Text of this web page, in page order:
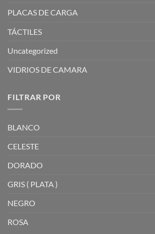
PLACAS DE CARGA
TÁCTILES
Uncategorized
VIDRIOS DE CAMARA
FILTRAR POR
BLANCO
CELESTE
DORADO
GRIS ( PLATA )
NEGRO
ROSA